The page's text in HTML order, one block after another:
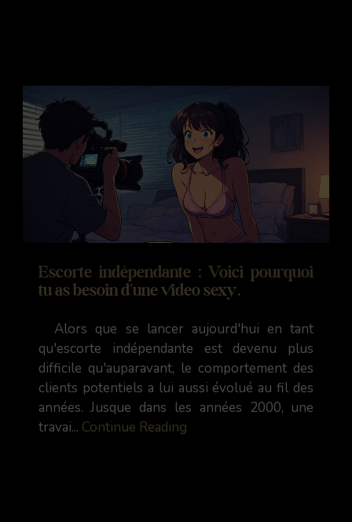
Escorte indépendante : Voici pourquoi
tu as besoin d’une video sexy.
Alors que se lancer aujourd'hui en tant
qu'escorte indépendante est devenu plus
difficile qu'auparavant, le comportement des
clients potentiels a lui aussi évolué au fil des
années. Jusque dans les années 2000, une
travai... Continue Reading